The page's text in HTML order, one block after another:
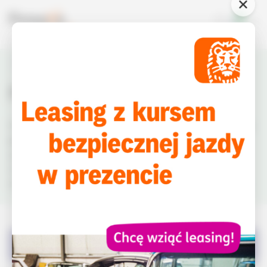
4
W tym miejscu znajdzieszinformacje dotyczące zapisów
prawnych związanych z prowadzeniem firmy. Prawo
gospodarcze i konsumenta, prawo pracy i oczywiście
ochrona danych osobowych - wszystko, co musisz
wiedzieć, żeby Twój biznes działał zgodnie z literą prawa.
Wszystkie